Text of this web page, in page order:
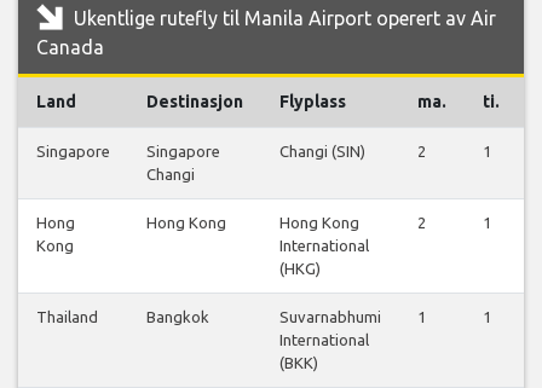
Ukentlige rutefly til Manila Airport operert av Air
Canada
Land Destinasjon Flyplass ma. ti.
Singapore
Singapore
Changi
Changi (SIN) 2 1
Hong
Kong
Hong Kong
Hong Kong
International
(HKG)
2 1
Thailand Bangkok
Suvarnabhumi
International
(BKK)
1 1